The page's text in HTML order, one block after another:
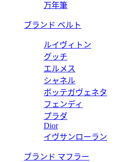
万年筆
ブランド ベルト
ルイヴィトン
グッチ
エルメス
シャネル
ボッテガヴェネタ
フェンディ
プラダ
Dior
イヴサンローラン
ブランド マフラー